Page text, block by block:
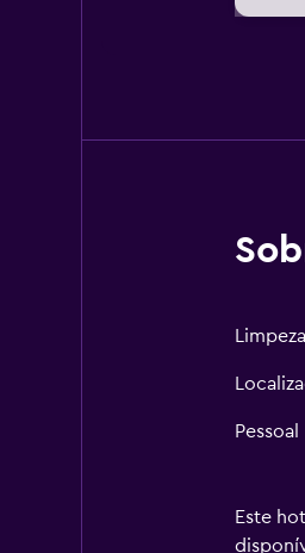
Limpeza
Pessoal
Este